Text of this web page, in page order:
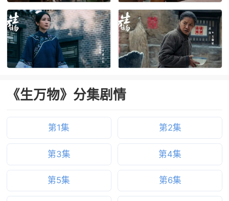
《生万物》分集剧情
第1集 第2集
第3集 第4集
第5集 第6集